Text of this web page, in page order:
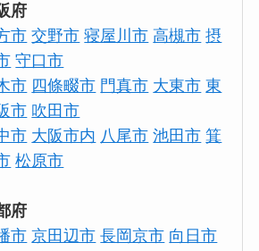
府
市 交野市 寝屋川市 高槻市 摂
守口市
市 四條畷市 門真市 大東市 東
市 吹田市
市 大阪市内 八尾市 池田市 箕
松原市
府
市 京田辺市 長岡京市 向日市